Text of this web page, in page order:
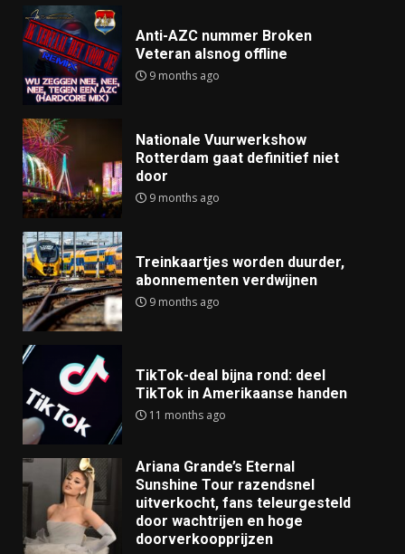
Anti-AZC nummer Broken
Veteran alsnog offline
9 months ago
Nationale Vuurwerkshow
Rotterdam gaat definitief niet
door
9 months ago
Treinkaartjes worden duurder,
abonnementen verdwijnen
9 months ago
TikTok-deal bijna rond: deel
TikTok in Amerikaanse handen
11 months ago
Ariana Grande’s Eternal
Sunshine Tour razendsnel
uitverkocht, fans teleurgesteld
door wachtrijen en hoge
doorverkoopprijzen